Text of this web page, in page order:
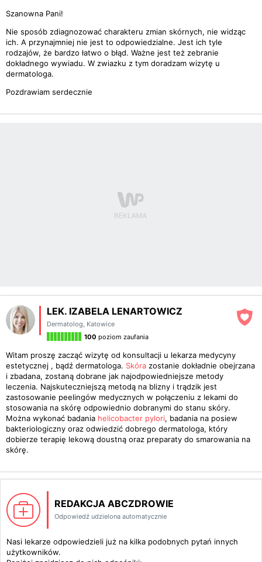
Szanowna Pani!
Nie sposób zdiagnozować charakteru zmian skórnych, nie widząc
ich. A przynajmniej nie jest to odpowiedzialne. Jest ich tyle
rodzajów, że bardzo łatwo o błąd. Ważne jest też zebranie
dokładnego wywiadu. W zwiazku z tym doradzam wizytę u
dermatologa.
Pozdrawiam serdecznie
LEK. IZABELA LENARTOWICZ
Dermatolog, Katowice
100 poziom zaufania
Witam proszę zacząć wizytę od konsultacji u lekarza medycyny
estetycznej , bądź dermatologa. Skóra zostanie dokładnie obejrzana
i zbadana, zostaną dobrane jak najodpowiedniejsze metody
leczenia. Najskuteczniejszą metodą na blizny i trądzik jest
zastosowanie peelingów medycznych w połączeniu z lekami do
stosowania na skórę odpowiednio dobranymi do stanu skóry.
Można wykonać badania helicobacter pylori, badania na posiew
bakteriologiczny oraz odwiedzić dobrego dermatologa, który
dobierze terapię lekową doustną oraz preparaty do smarowania na
skórę.
REDAKCJA ABCZDROWIE
Odpowiedź udzielona automatycznie
Nasi lekarze odpowiedzieli już na kilka podobnych pytań innych
użytkowników.